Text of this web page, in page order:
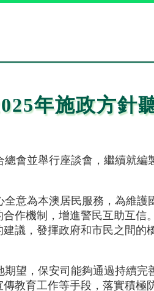
年施政方針
會並舉行座談會，繼續就編
意為本澳居民服務，為維護
作機制，增進警民互助互信
議，發揮政府和市民之間的
望，保安司能夠通過持續完
教育工作等手段，落實積極